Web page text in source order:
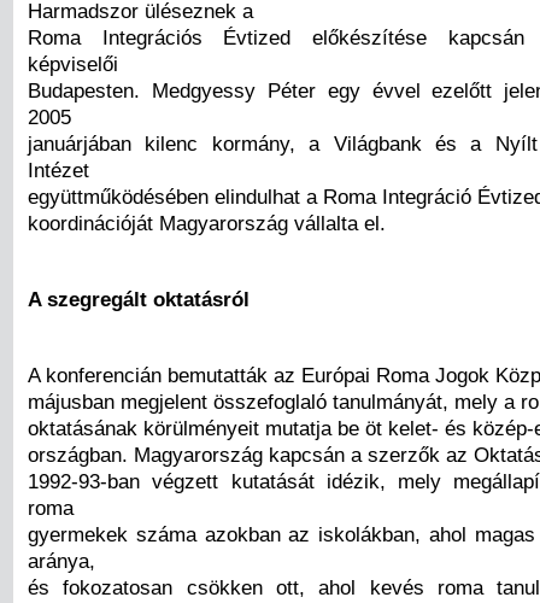
Harmadszor üléseznek a
Roma Integrációs Évtized előkészítése
képviselői
Budapesten. Medgyessy Péter egy évvel ezelőtt
2005
januárjában kilenc kormány, a Világbank és a Nyílt
Intézet
együttműködésében elindulhat a Roma Integráció
koordinációját Magyarország vállalta el.
A szegregált oktatásról
A konferencián bemutatták az Európai Roma Jogok
májusban megjelent összefoglaló tanulmányát, mely a
oktatásának körülményeit mutatja be öt kelet- és közép-
országban. Magyarország kapcsán a szerzők az
1992-93-ban végzett kutatását idézik, mely
roma
gyermekek száma azokban az iskolákban, ahol
aránya,
és fokozatosan csökken ott, ahol kevés roma